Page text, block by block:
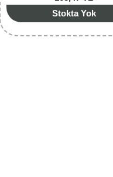
Stokta Yok